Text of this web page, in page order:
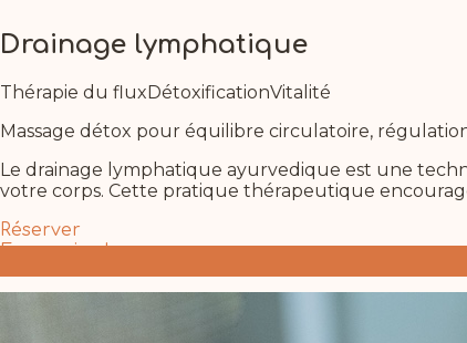
Drainage lymphatique
Thérapie du flux DétoxificationVitalité
Massage détox pour équilibre circulatoire,
Le drainage lymphatique ayurvedique est une
votre corps. Cette pratique thérapeutique
Réserver
En savoir plus